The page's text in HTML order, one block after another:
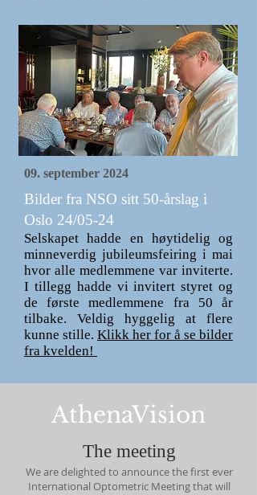
09. september 2024
Bilder fra NSO sitt 50-årslag i
Oslo 24/05-24
Selskapet hadde en høytidelig og
minneverdig jubileumsfeiring i mai
hvor alle medlemmene var inviterte.
I tillegg hadde vi invitert styret og
de første medlemmene fra 50 år
tilbake. Veldig hyggelig at flere
kunne stille. Klikk her for å se bilder
fra kvelden!
AthenaVision
The meeting
We are delighted to announce the first ever
International Optometric Meeting that will